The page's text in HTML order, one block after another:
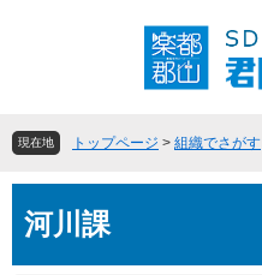
頭
す
飛
し
文
現在地 トップページ > 組織でさがす
文河川課